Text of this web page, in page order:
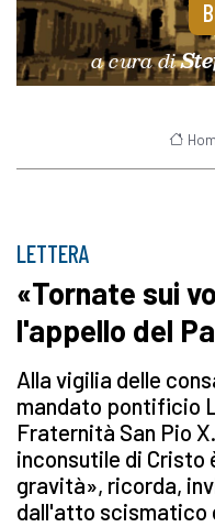
a cura di
LETTERA
«Tornate sui
l'appello del
Alla vigilia delle
mandato pontificio
Fraternità San Pio
inconsutile di Cristo
gravità», ricorda,
dall'atto scismatico